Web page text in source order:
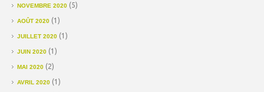
NOVEMBRE 2020 (5)
AOÛT 2020 (1)
JUILLET 2020 (1)
JUIN 2020 (1)
MAI 2020 (2)
AVRIL 2020 (1)